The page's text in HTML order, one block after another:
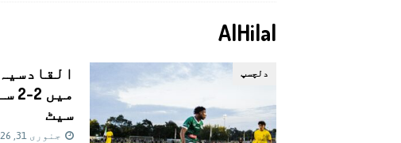
پاکستان
AlHilal
دلچسپ
سیٹ
جنوری 31, 2026